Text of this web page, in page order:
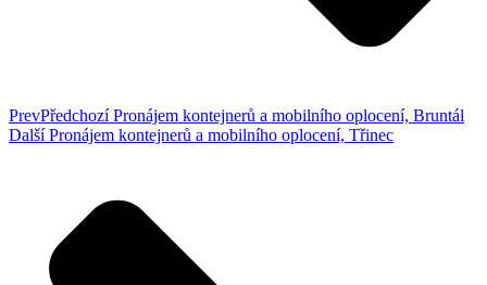
PrevPředchozíPronájem kontejnerů a mobilního oplocení, Bruntál
DalšíPronájem kontejnerů a mobilního oplocení, Třinec